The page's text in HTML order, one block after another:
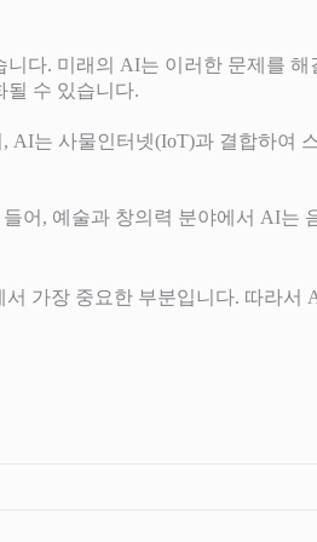
다. 미래의 AI는 이러한 문제를
될 수 있습니다.
는 사물인터넷(IoT)과 결합하여
어, 예술과 창의력 분야에서 AI는
가장 중요한 부분입니다. 따라